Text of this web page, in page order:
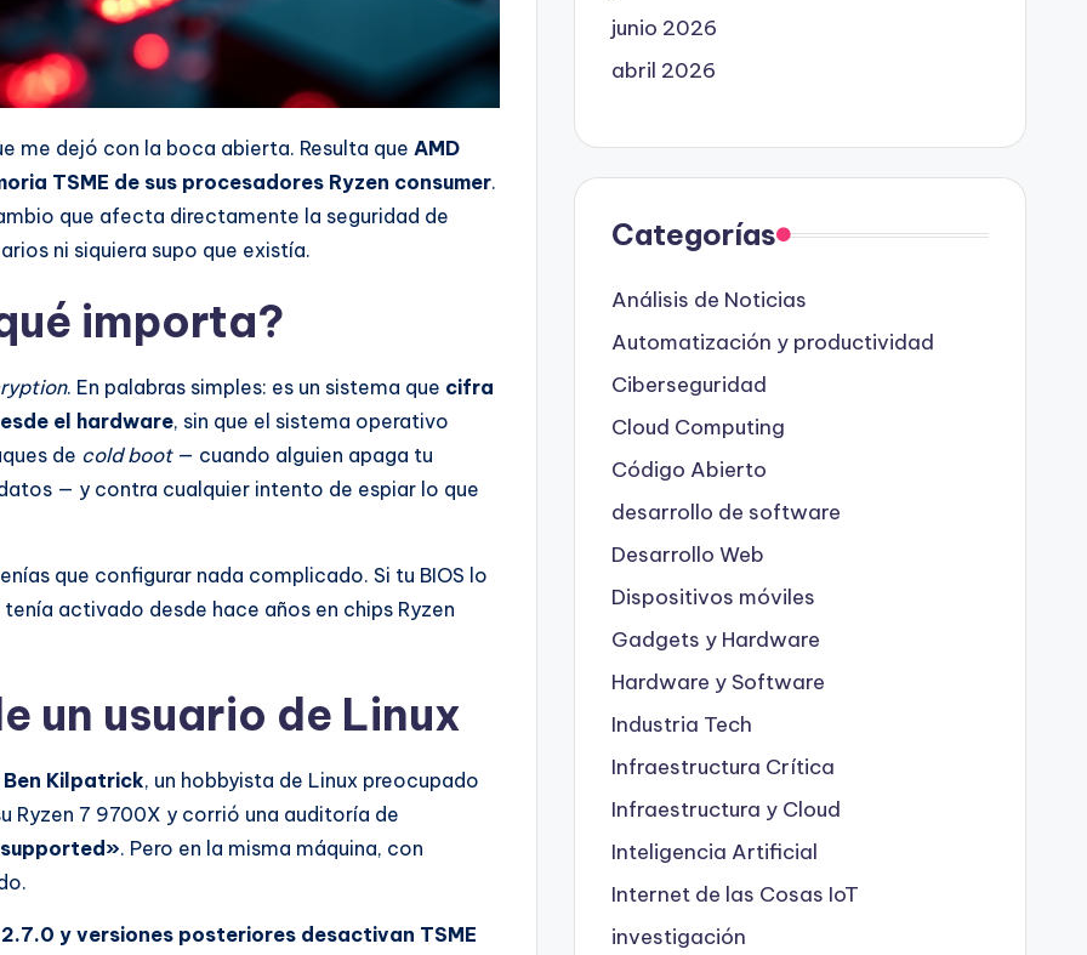
me dejó con la boca abierta. Resulta que AMD
TSME de sus procesadores Ryzen consumer.
que afecta directamente la seguridad de
ni siquiera supo que existía.
importa?
. En palabras simples: es un sistema que cifra
el hardware, sin que el sistema operativo
de cold boot— cuando alguien apaga tu
— y contra cualquier intento de espiar lo que
que configurar nada complicado. Si tu BIOS lo
activado desde hace años en chips Ryzen
un usuario de Linux
Ben Kilpatrick, un hobbyista de Linux preocupado
Ryzen 7 9700X y corrió una auditoría de
. Pero en la misma máquina, con
y versiones posteriores desactivan TSME
junio 2026
abril 2026
Categorías
Análisis de Noticias
Automatización y productividad
Ciberseguridad
Cloud Computing
Código Abierto
desarrollo de software
Desarrollo Web
Dispositivos móviles
Gadgets y Hardware
Hardware y Software
Industria Tech
Infraestructura Crítica
Infraestructura y Cloud
Inteligencia Artificial
Internet de las Cosas IoT
investigación